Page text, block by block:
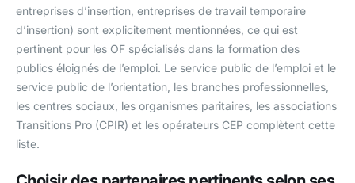
entreprises d’insertion, entreprises de travail temporaire
d’insertion) sont explicitement mentionnées, ce qui est
pertinent pour les OF spécialisés dans la formation des
publics éloignés de l’emploi. Le service public de l’emploi et le
service public de l’orientation, les branches professionnelles,
les centres sociaux, les organismes paritaires, les associations
Transitions Pro (CPIR) et les opérateurs CEP complètent cette
liste.